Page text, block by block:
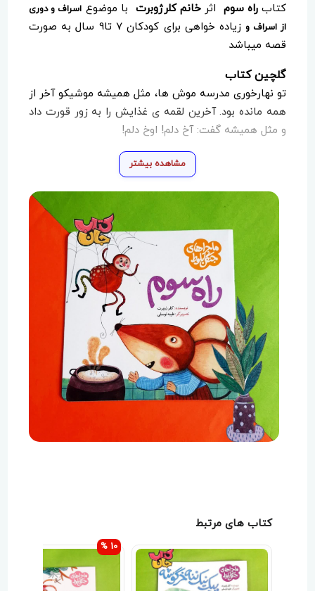
کتابراه سوم اثرخانم کلرژوبرت با موضوع اسراف و دوری
از اسراف و
زیاده خواهی برای کودکان 7 تا9 سال به صورت
قصه میباشد
گلچین کتاب
تو نهارخوری مدرسه موش ها، مثل همیشه موشیکو آخر از
همه مانده بود. آخرین لقمه ی غذایش را به زور قورت داد
و مثل همیشه گفت: آخ دلم! اوخ دلم!
مشاهده بیشتر
کتاب های مرتبط
10 %